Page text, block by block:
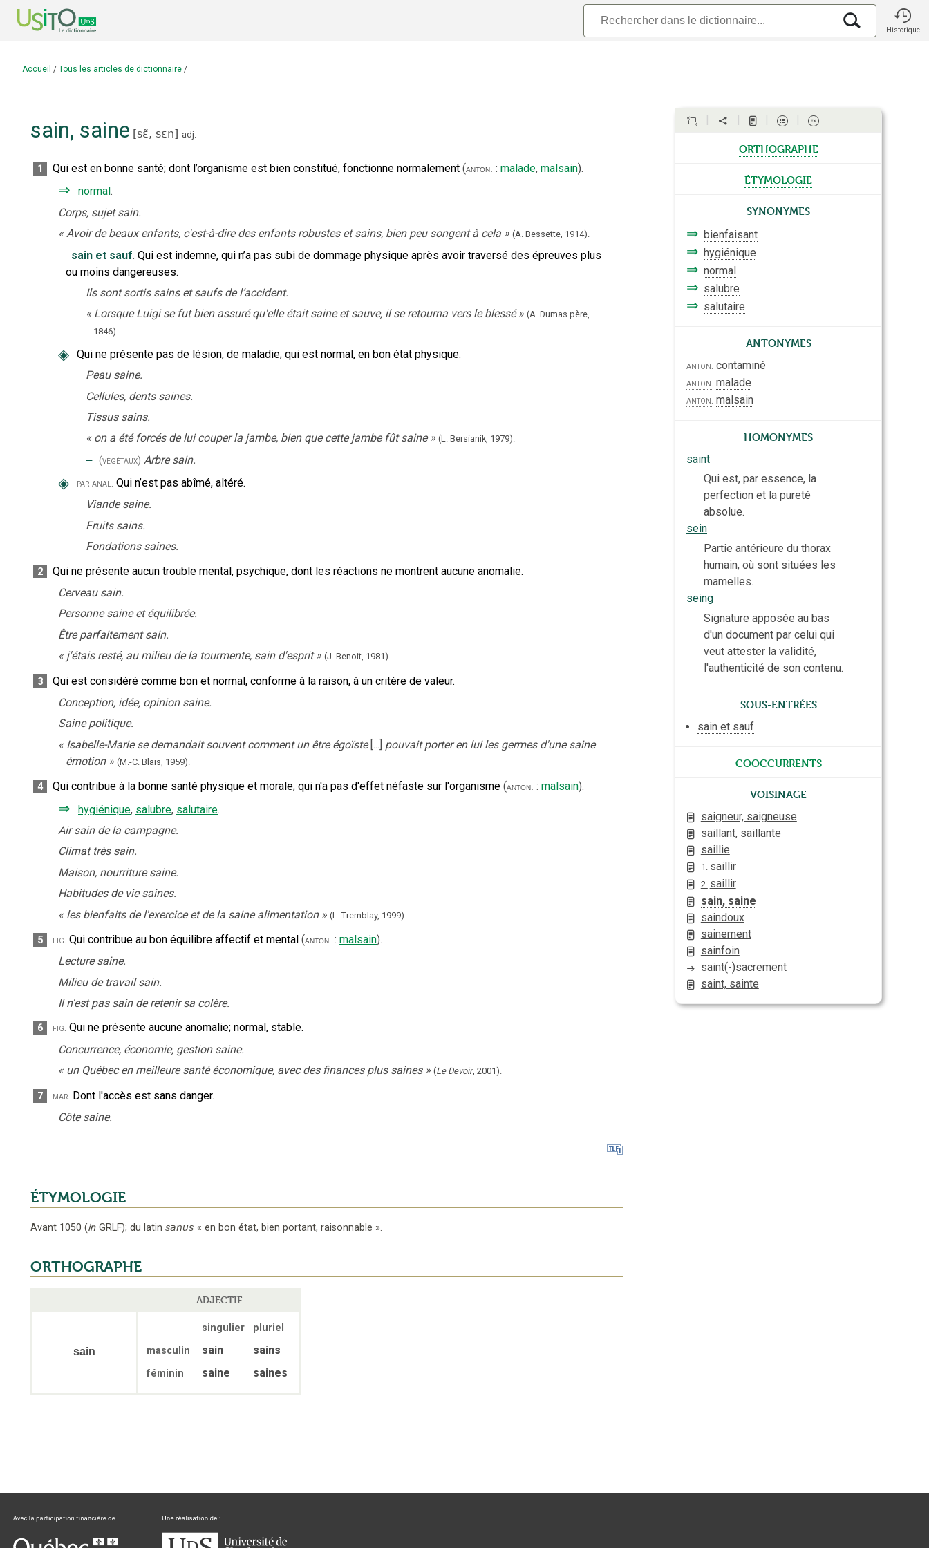
Historique
Accueil / Tous les articles de dictionnaire /
sain, saine [sɛ̃, sɛn] adj.
1 Qui est en bonne santé; dont l’organisme est bien constitué, fonctionne normalement (anton. : malade, malsain).
⇒ normal .
Corps, sujet sain.
« Avoir de beaux enfants, c'est-à-dire des enfants robustes et sains, bien peu songent à cela » (A. Bessette, 1914).
‒ sain et sauf. Qui est indemne, qui n’a pas subi de dommage physique après avoir traversé des épreuves plus
ou moins dangereuses.
Ils sont sortis sains et saufs de l’accident.
« Lorsque Luigi se fut bien assuré qu'elle était saine et sauve, il se retourna vers le blessé » (A. Dumas père,
1846).
◈ Qui ne présente pas de lésion, de maladie; qui est normal, en bon état physique.
Peau saine.
Cellules, dents saines.
Tissus sains.
« on a été forcés de lui couper la jambe, bien que cette jambe fût saine » (L. Bersianik, 1979).
‒ (végétaux) Arbre sain.
◈ par anal. Qui n’est pas abîmé, altéré.
Viande saine.
Fruits sains.
Fondations saines.
2
Qui ne présente aucun trouble mental, psychique, dont les réactions ne montrent aucune anomalie.
Cerveau sain.
Personne saine et équilibrée.
Être parfaitement sain.
« j'étais resté, au milieu de la tourmente, sain d'esprit » (J. Benoit, 1981).
3
Qui est considéré comme bon et normal, conforme à la raison, à un critère de valeur.
Conception, idée, opinion saine.
Saine politique.
« Isabelle-Marie se demandait souvent comment un être égoïste [...] pouvait porter en lui les germes d'une saine
émotion » (M.-C. Blais, 1959).
4 Qui contribue à la bonne santé physique et morale; qui n'a pas d'effet néfaste sur l'organisme (anton. : malsain).
⇒ hygiénique, salubre, salutaire.
Air sain de la campagne.
Climat très sain.
Maison, nourriture saine.
Habitudes de vie saines.
« les bienfaits de l'exercice et de la saine alimentation » (L. Tremblay, 1999).
5 fig. Qui contribue au bon équilibre affectif et mental (anton. : malsain).
Lecture saine.
Milieu de travail sain.
Il n'est pas sain de retenir sa colère.
6 fig. Qui ne présente aucune anomalie; normal, stable.
Concurrence, économie, gestion saine.
« un Québec en meilleure santé économique, avec des finances plus saines » (Le Devoir, 2001).
7 mar. Dont l'accès est sans danger.
Côte saine.
ÉTYMOLOGIE
Avant 1050 (in GRLF); du latin sanus « en bon état, bien portant, raisonnable ».
ORTHOGRAPHE
ADJECTIF
sain
singulier
pluriel
masculin
sain sains
féminin saine saines
orthographe
étymologie
Synonymes
⇒ bienfaisant
⇒ hygiénique
⇒ normal
⇒ salubre
⇒ salutaire
Antonymes
anton. contaminé
anton. malade
anton. malsain
Homonymes
saint
Qui est, par essence, la
perfection et la pureté
absolue.
sein
Partie antérieure du thorax
humain, où sont situées les
mamelles.
seing
Signature apposée au bas
d'un document par celui qui
veut attester la validité,
l'authenticité de son contenu.
Sous-entrées
sain et sauf
cooccurrents
Voisinage
saigneur, saigneuse
saillant, saillante
saillie
1. saillir
2. saillir
sain, saine
saindoux
sainement
sainfoin
saint(-)sacrement
saint, sainte